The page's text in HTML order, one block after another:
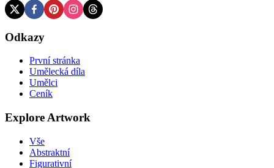
Odkazy
První stránka
Umělecká díla
Umělci
Ceník
Explore Artwork
Vše
Abstraktní
Figurativní